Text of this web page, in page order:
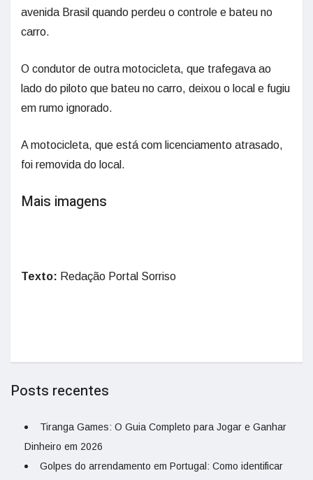
avenida Brasil quando perdeu o controle e bateu no
carro.
O condutor de outra motocicleta, que trafegava ao
lado do piloto que bateu no carro, deixou o local e fugiu
em rumo ignorado.
A motocicleta, que está com licenciamento atrasado,
foi removida do local.
Mais imagens
Texto: Redação Portal Sorriso
Posts recentes
Tiranga Games: O Guia Completo para Jogar e Ganhar
Dinheiro em 2026
Golpes do arrendamento em Portugal: Como identificar